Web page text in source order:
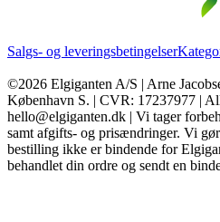
Salgs- og leveringsbetingelser
©2026 Elgiganten A/S | Arne
København S. | CVR: 17237977 |
hello@elgiganten.dk | Vi tager
samt afgifts- og prisændringer. Vi
bestilling ikke er bindende for
behandlet din ordre og sendt en